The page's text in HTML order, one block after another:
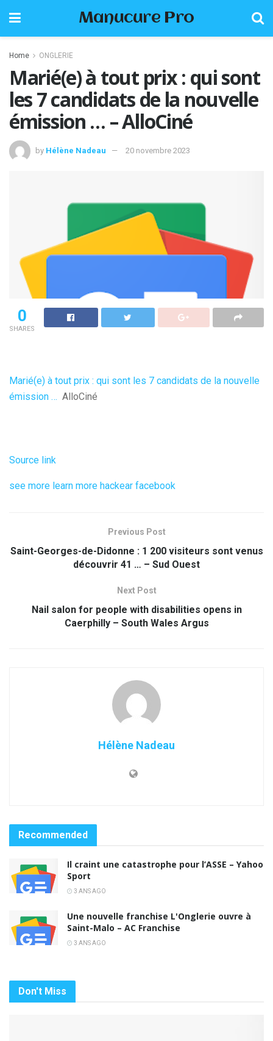
Manucure Pro
Home ONGLERIE
Marié(e) à tout prix : qui sont
les 7 candidats de la nouvelle
émission … – AlloCiné
by Hélène Nadeau 20 novembre 2023
0
SHARES
Marié(e) à tout prix : qui sont les 7 candidats de la nouvelle
émission … AlloCiné
Source link
see more learn more hackear facebook
Previous Post
Saint-Georges-de-Didonne : 1 200 visiteurs sont venus
découvrir 41 … – Sud Ouest
Next Post
Nail salon for people with disabilities opens in
Caerphilly – South Wales Argus
Hélène Nadeau
Recommended
Il craint une catastrophe pour l’ASSE – Yahoo
Sport
3 ANS AGO
Une nouvelle franchise L'Onglerie ouvre à
Saint-Malo – AC Franchise
3 ANS AGO
Don't Miss